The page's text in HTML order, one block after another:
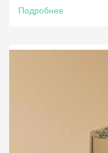
Подробнее